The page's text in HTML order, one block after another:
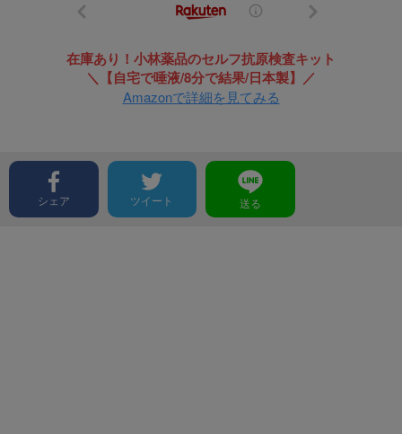
在庫あり！小林薬品のセルフ抗原検査キット
＼【自宅で唾液/8分で結果/日本製】／
Amazonで詳細を見てみる
シェア ツイート 送る